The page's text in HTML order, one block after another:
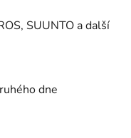
SUUNTO a další
dne